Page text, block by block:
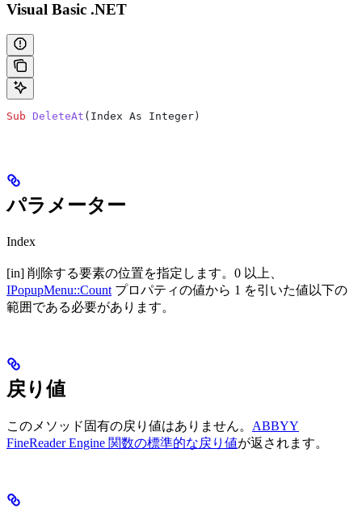
Visual Basic .NET
Sub DeleteAt ( Index As Integer )
パラメーター
Index
[in] 削除する要素の位置を指定します。0 以上、
IPopupMenu::Count プロパティの値から 1 を引いた値以下の
範囲である必要があります。
戻り値
このメソッド固有の戻り値はありません。 ABBYY
FineReader Engine 関数の標準的な戻り値が返されます。